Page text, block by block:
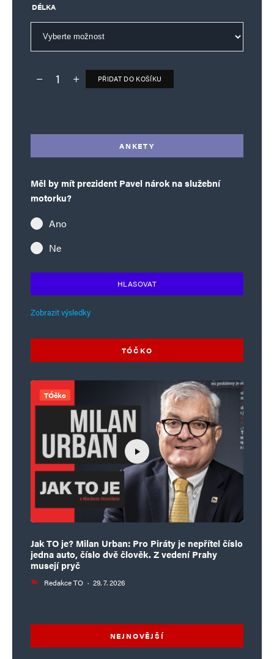
DÉLKA
Deník TO – verze bez reklam množství
PŘIDAT DO KOŠÍKU
ANKETY
Měl by mít prezident Pavel nárok na služební
motorku?
Ano
Ne
HLASOVAT
Zobrazit výsledky
TÓČKO
TÓčko
Jak TO je? Milan Urban: Pro Piráty je nepřítel číslo
jedna auto, číslo dvě člověk. Z vedení Prahy
musejí pryč
Redakce TO · 29. 7. 2026
NEJNOVĚJŠÍ